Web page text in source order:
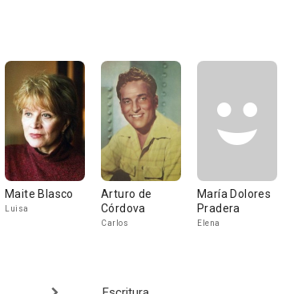
Maite Blasco
Luisa
Arturo de
Córdova
Carlos
María Dolores
Pradera
Elena